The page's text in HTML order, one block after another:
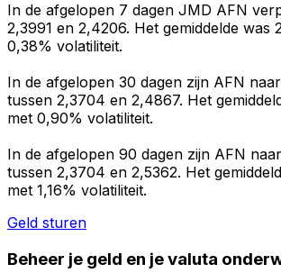
In de afgelopen 7 dagen JMD AFN
2,3991 en 2,4206. Het gemiddelde was
0,38% volatiliteit.
In de afgelopen 30 dagen zijn AFN
tussen 2,3704 en 2,4867. Het
met 0,90% volatiliteit.
In de afgelopen 90 dagen zijn AFN
tussen 2,3704 en 2,5362. Het
met 1,16% volatiliteit.
Geld sturen
Beheer je geld en je valuta